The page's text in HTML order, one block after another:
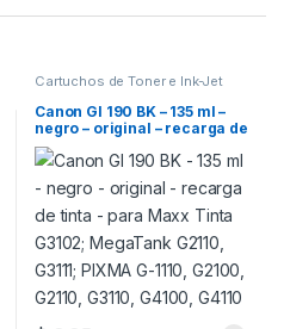
Cartuchos de Toner e Ink-Jet
Canon GI 190 BK – 135 ml –
negro – original – recarga de
tinta – para Maxx Tinta
G3102; MegaTank G2110,
G3111; PIXMA G-1110,
G2100, G2110, G3110,
G4100, G4110